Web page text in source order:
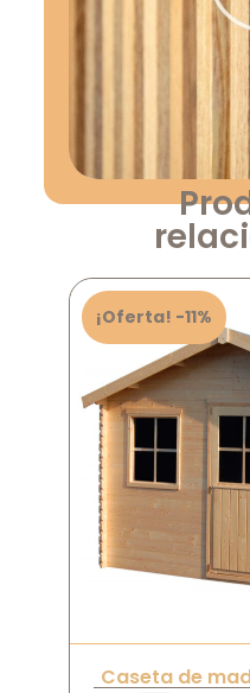
¡Oferta! -11%
Caseta de